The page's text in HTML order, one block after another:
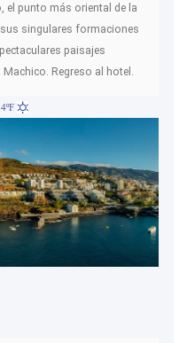
, el punto más oriental de la
singulares formaciones
paisajes
Regreso al hotel.